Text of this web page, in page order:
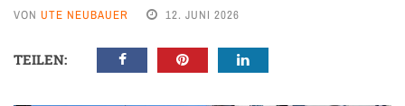
VON UTE NEUBAUER 12. JUNI 2026
TEILEN: